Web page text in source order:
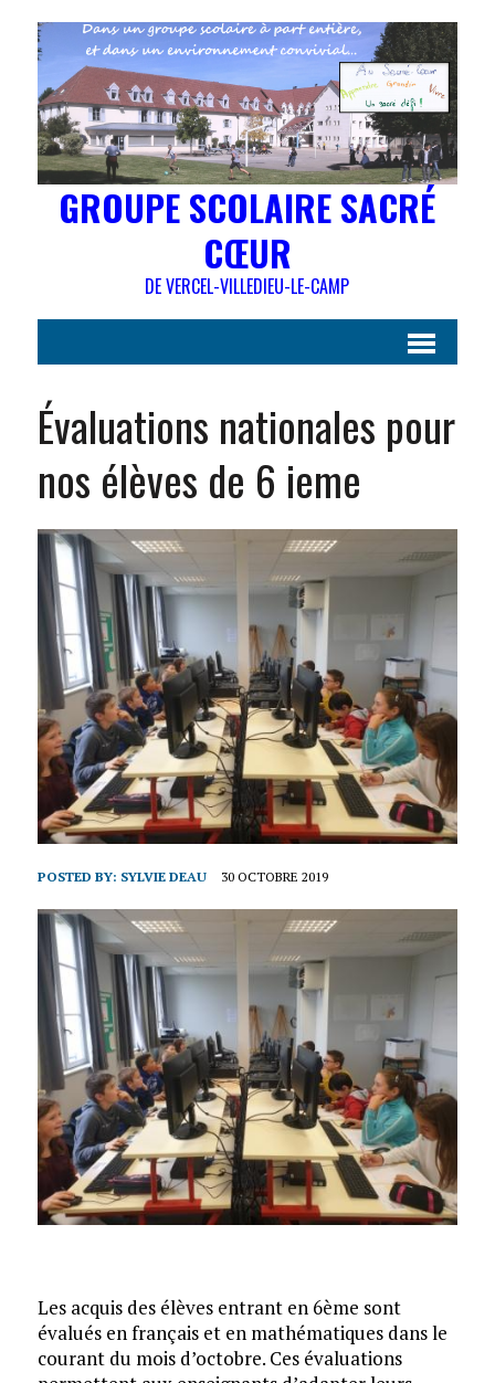
GROUPE SCOLAIRE SACRÉ
CŒUR
DE VERCEL-VILLEDIEU-LE-CAMP
Évaluations nationales pour
nos élèves de 6 ieme
POSTED BY: SYLVIE DEAU 30 OCTOBRE 2019
Les acquis des élèves entrant en 6ème sont
évalués en français et en mathématiques dans le
courant du mois d’octobre. Ces évaluations